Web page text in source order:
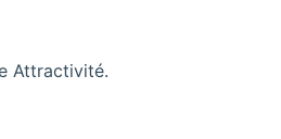
Attractivité.